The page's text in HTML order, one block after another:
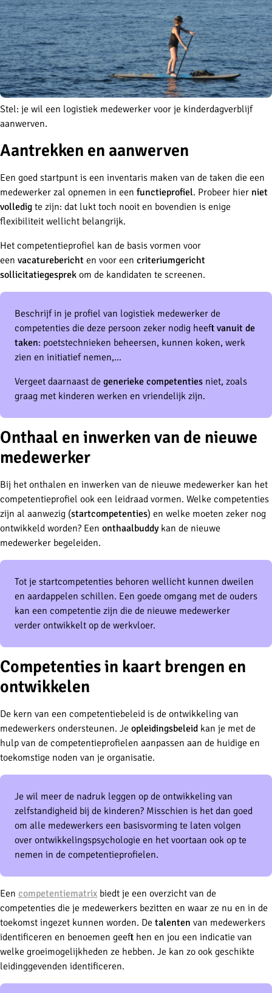
Stel: je wil een logistiek medewerker voor je kinderdagverblijf
aanwerven.
Aantrekken en aanwerven
Een goed startpunt is een inventaris maken van de taken die een
medewerker zal opnemen in een functieprofiel. Probeer hier niet
volledig te zijn: dat lukt toch nooit en bovendien is enige
flexibiliteit wellicht belangrijk.
Het competentieprofiel kan de basis vormen voor
een vacaturebericht en voor een criteriumgericht
sollicitatiegesprek om de kandidaten te screenen.
Beschrijf in je profiel van logistiek medewerker de
competenties die deze persoon zeker nodig heeft vanuit de
taken: poetstechnieken beheersen, kunnen koken, werk
zien en initiatief nemen,...
Vergeet daarnaast de generieke competenties niet, zoals
graag met kinderen werken en vriendelijk zijn.
Onthaal en inwerken van de nieuwe
medewerker
Bij het onthalen en inwerken van de nieuwe medewerker kan het
competentieprofiel ook een leidraad vormen. Welke competenties
zijn al aanwezig (startcompetenties) en welke moeten zeker nog
ontwikkeld worden? Een onthaalbuddykan de nieuwe
medewerker begeleiden.
Tot je startcompetenties behoren wellicht kunnen dweilen
en aardappelen schillen. Een goede omgang met de ouders
kan een competentie zijn die de nieuwe medewerker
verder ontwikkelt op de werkvloer.
Competenties in kaart brengen en
ontwikkelen
De kern van een competentiebeleid is de ontwikkeling van
medewerkers ondersteunen. Je opleidingsbeleid kan je met de
hulp van de competentieprofielen aanpassen aan de huidige en
toekomstige noden van je organisatie.
Je wil meer de nadruk leggen op de ontwikkeling van
zelfstandigheid bij de kinderen? Misschien is het dan goed
om alle medewerkers een basisvorming te laten volgen
over ontwikkelingspsychologie en het voortaan ook op te
nemen in de competentieprofielen.
Een competentiematrix biedt je een overzicht van de
competenties die je medewerkers bezitten en waar ze nu en in de
toekomst ingezet kunnen worden. De talenten van medewerkers
identificeren en benoemen geeft hen en jou een indicatie van
welke groeimogelijkheden ze hebben. Je kan zo ook geschikte
leidinggevenden identificeren.